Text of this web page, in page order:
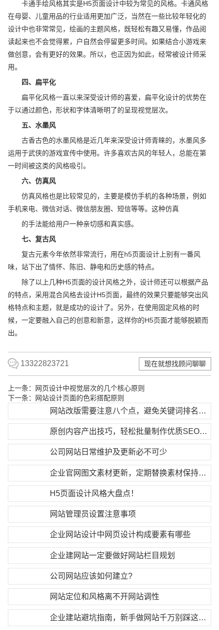
卡通手绘风格其实是H5页面设计中较为常见的风格。卡通风格
在母婴、儿童用品的行业适用更加广泛，当然在一些比较年轻化的
设计中也非常常见，绘画的主题风格，既轻松有趣又易懂，作品阅
读起来也不会觉得累，户自然会停留更多时间。如果结合小游戏来
做创意，会有更好的效果。所以，也正因为如此，经常被设计师采
用。
四、扁平化
扁平化风格一直以来深受设计师的喜爱，扁平化设计的优势在
于以通过颜色，形状和字体清晰明了的呈现视觉层次。
五、水墨风
古香古色的水墨风格是近几年来深受设计师青睐的，水墨风多
运用于武侠的游戏宣传中使用。许多喜欢古风的年轻人，总能在第
一时间被这类的风格吸引。
六、仿真风
仿真风格也是比较常见的，主要是模仿手机的各种场景，例如
手机来电、微信对话、微信朋友圈、短信等等。这种仿真
的手法能给用户一种亲切感和真实感。
七、复古风
复古元素今年依然非常流行，用在h5页面设计上别有一番风
味，站下出了情怀、陈旧、静电和历史感的特点。
除了以上几种H5页面的设计风格之外，设计师还可以根据产品
的特点，采用混合风格去设计H5页面，最终的效果只要能够突出风
格特点和主题，就是成功的设计了。另外，在使用固定风格的时
候，一定要融入自己的创意和新意，这样你的H5页面才能够脱颖而
出。
13322823721 现在就想找顾问聊聊
上一条：
网页设计中视觉层次的几个核心原则
下一条：
网站设计页面的色彩搭配原则
网站改版需要注意八个点，避免关键词排名大面积下降
原创内容产出技巧，轻松批量制作优质SEO干货内容
公司网站日常维护及更新必不可少
企业官网图文素材更新，定期替换素材保持新鲜感
H5页面设计风格大盘点！
网站管理员设置注意事项
企业网站设计中网页设计构成要素有哪些
企业建网站一定要做好网站栏目规划
公司网站应该如何建立?
网站定位和风格离不开网站调性
企业建站避坑指南，新手做网站千万别踩这些误区